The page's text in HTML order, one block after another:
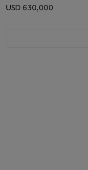
USD 630,000